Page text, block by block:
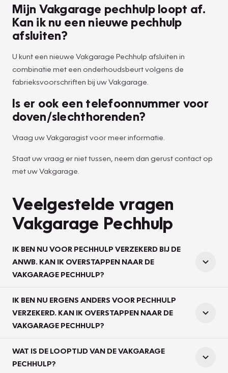
Mijn Vakgarage pechhulp loopt af.
Kan ik nu een nieuwe pechhulp
afsluiten?
U kunt een nieuwe Vakgarage Pechhulp afsluiten in
combinatie met een onderhoudsbeurt volgens de
fabrieksvoorschriften bij uw Vakgarage.
Is er ook een telefoonnummer voor
doven/slechthorenden?
Vraag uw Vakgaragist voor meer informatie.
Staat uw vraag er niet tussen, neem dan gerust contact op
met uw Vakgarage.
Veelgestelde vragen
Vakgarage Pechhulp
IK BEN NU VOOR PECHHULP VERZEKERD BIJ DE
ANWB. KAN IK OVERSTAPPEN NAAR DE
VAKGARAGE PECHHULP?
IK BEN NU ERGENS ANDERS VOOR PECHHULP
VERZEKERD. KAN IK OVERSTAPPEN NAAR DE
VAKGARAGE PECHHULP?
WAT IS DE LOOPTIJD VAN DE VAKGARAGE
PECHHULP?